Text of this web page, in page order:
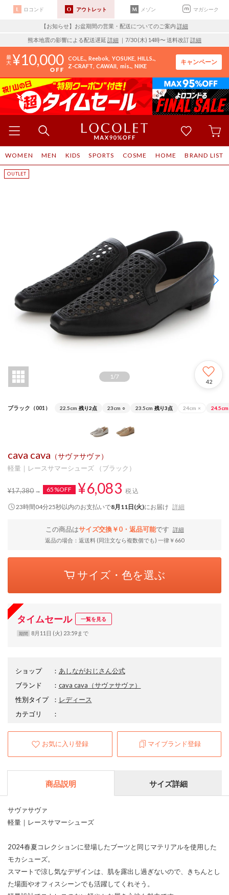
ロコンド アウトレット メゾン マガシーク
【お知らせ】お盆期間の営業・配送についてのご案内 詳細
熊本地震の影響による配送遅延 詳細 ｜7/30 (木) 14時〜 送料改訂詳細
10,000 COLE.. Reebok YOSUKE HILLS..
Z-CRAFT CAWAII mis.. NIKE
キャンペーン
WOMEN MEN KIDS SPORTS COSME HOME BRAND LIST
1 /7
42
ブラック（001） 22.5cm 残り2点 23cm ○ 23.5cm 残り3点 24cm × 24.5cm
cava cava （サヴァサヴァ）
軽量｜レースサマーシューズ （ブラック）
¥17,380 65%OFF ¥6,083 税込
23時間04分25秒以内のお支払いで8月11日(火)にお届け 詳細
この商品はサイズ交換￥0・返品可能です
詳細
返品の場合：返送料 (同注文なら複数個でも) 一律￥660
サイズ・色を選ぶ
タイムセール 一覧を見る
期間 8月11日 (火) 23:59まで
ショップ ： あしながおじさん公式
ブランド
： cava cava （サヴァサヴァ）
性別タイプ
： レディース
カテゴリ
：
お気に入り登録 マイブランド登録
商品説明 サイズ詳細
サヴァサヴァ
軽量｜レースサマーシューズ
2024春夏コレクションに登場したブーツと同じマテリアルを使用した
モカシューズ。
スマートで涼し気なデザインは、肌を露出し過ぎないので、きちんとし
た場面やオフィスシーンでも活躍してくれそう。